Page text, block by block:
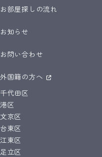
お部屋探しの流れ
お知らせ
お問い合わせ
外国籍の方へ
千代田区
港区
文京区
台東区
江東区
足立区